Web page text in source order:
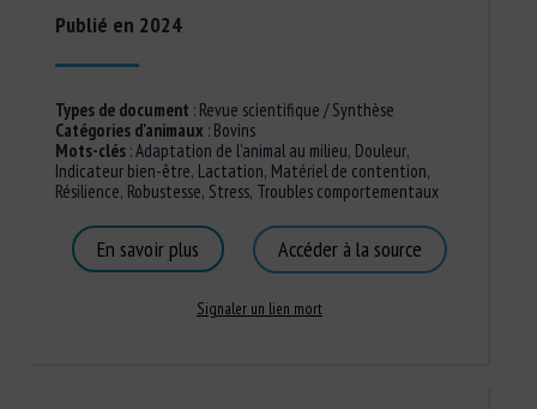
Publié en 2024
Types de document : Revue scientifique / Synthèse
Catégories d'animaux : Bovins
Mots-clés:Adaptation de l'animal au milieu, Douleur,
Indicateur bien-être, Lactation, Matériel de contention,
Résilience, Robustesse, Stress, Troubles comportementaux
En savoir plus Accéder à la source
Signaler un lien mort